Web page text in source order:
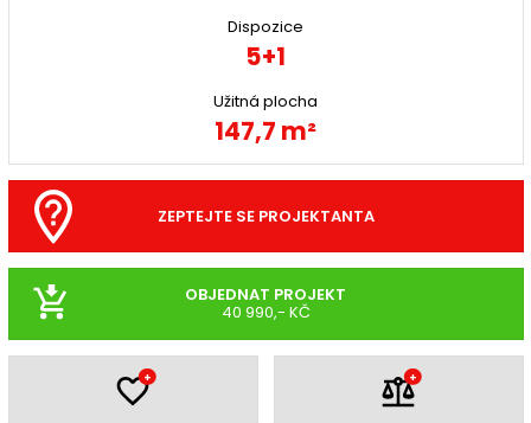
Dispozice
5+1
Užitná plocha
147,7 m²
ZEPTEJTE SE PROJEKTANTA
OBJEDNAT PROJEKT
40 990,- KČ
+ +